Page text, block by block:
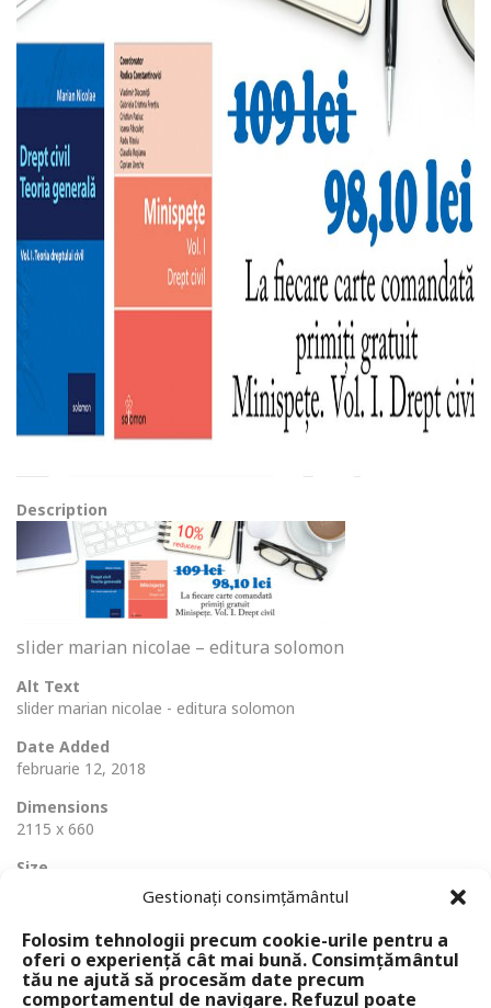
Gestionați consimțământul
Folosim tehnologii precum cookie-urile pentru a
oferi o experiență cât mai bună. Consimțământul
tău ne ajută să procesăm date precum
comportamentul de navigare. Refuzul poate
Description
slider marian nicolae – editura solomon
Alt Text
slider marian nicolae - editura solomon
Date Added
februarie 12, 2018
Dimensions
2115 x 660
Size